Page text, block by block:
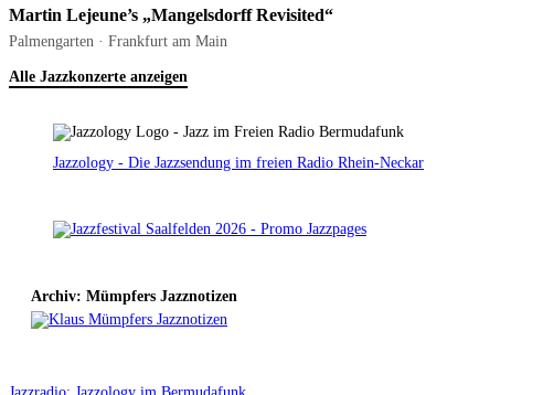
Martin Lejeune’s „Mangelsdorff Revisited“
Palmengarten · Frankfurt am Main
Alle Jazzkonzerte anzeigen
Jazzology - Die Jazzsendung im freien Radio Rhein-Neckar
Archiv: Mümpfers Jazznotizen